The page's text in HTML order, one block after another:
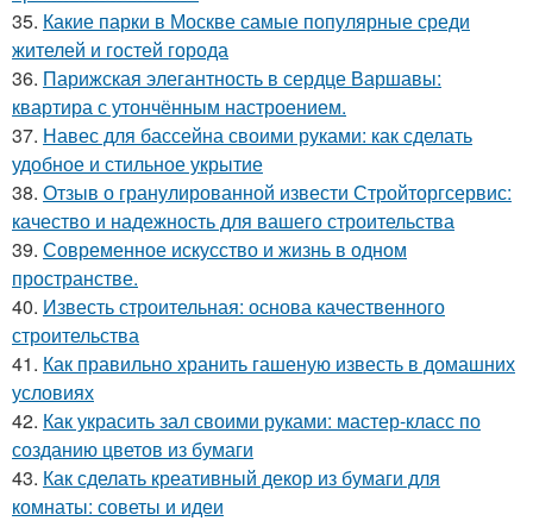
35. Какие парки в Москве самые популярные среди
жителей и гостей города
36. Парижская элегантность в сердце Варшавы:
квартира с утончённым настроением.
37. Навес для бассейна своими руками: как сделать
удобное и стильное укрытие
38. Отзыв о гранулированной извести Стройторгсервис:
качество и надежность для вашего строительства
39. Современное искусство и жизнь в одном
пространстве.
40. Известь строительная: основа качественного
строительства
41. Как правильно хранить гашеную известь в домашних
условиях
42. Как украсить зал своими руками: мастер-класс по
созданию цветов из бумаги
43. Как сделать креативный декор из бумаги для
комнаты: советы и идеи